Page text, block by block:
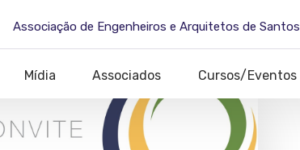
Associação de Engenheiros e Arquitetos de Santos
Mídia Associados Cursos/Eventos